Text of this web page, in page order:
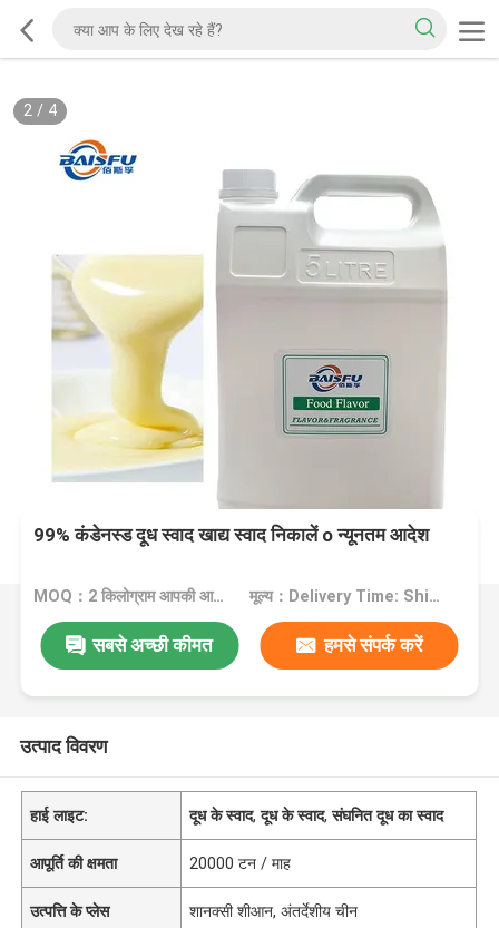
2/ 4
99% कंडेनस्ड दूध स्वाद खाद्य स्वाद निकालें o न्यूनतम आदेश
MOQ：2 किलोग्राम आपकी आवश्यकताओं के अनुसार किसी भी मात्रा में आदेश दिया जा सकता है मूल्य：Delivery Time: Ship Within About 2-3 Working Days After Receiving Payment
सबसे अच्छी कीमत हमसे संपर्क करें
उत्पाद विवरण
हाई लाइट: दूध के स्वाद,दूध के स्वाद,संघनित दूध का स्वाद
आपूर्ति की क्षमता 20000 टन / माह
उत्पत्ति के प्लेस शानक्सी शीआन, अंतर्देशीय चीन